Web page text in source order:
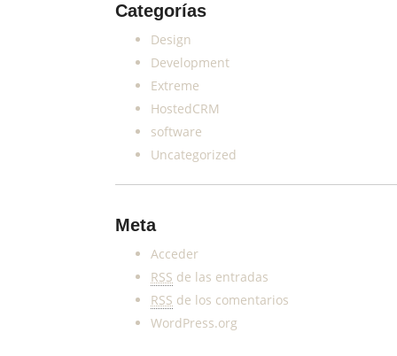
Categorías
Design
Development
Extreme
HostedCRM
software
Uncategorized
Meta
Acceder
RSS de las entradas
RSS de los comentarios
WordPress.org